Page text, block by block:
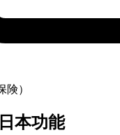
険）
本功能